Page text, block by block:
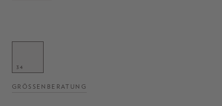
34
GRÖSSENBERATUNG